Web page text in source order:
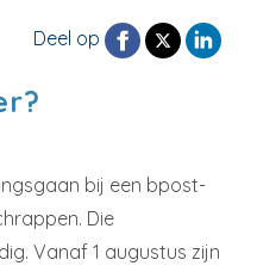
Deel op
bij een bpost-
Die
Vanaf 1 augustus zijn